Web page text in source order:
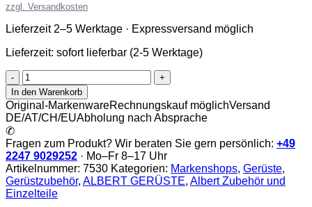
zzgl. Versandkosten
Lieferzeit 2–5 Werktage · Expressversand möglich
Lieferzeit: sofort lieferbar (2-5 Werktage)
Albert
Gerüste
-
Gerüstbelag
mit
Treppendurchstieg
2.50x
0.60
-
Art.Nr.7530
Menge
In den Warenkorb
Original-MarkenwareRechnungskauf möglichVersand
DE/AT/CH/EUAbholung nach Absprache
✆
Fragen zum Produkt? Wir beraten Sie gern persönlich: +49
2247 9029252 · Mo–Fr 8–17 Uhr
Artikelnummer: 7530 Kategorien: Markenshops, Gerüste,
Gerüstzubehör, ALBERT GERÜSTE, Albert Zubehör und
Einzelteile